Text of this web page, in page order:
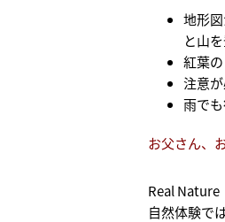
地形
と山
紅葉の
注意
雨で
お父さん、
Real Nature
自然体験で